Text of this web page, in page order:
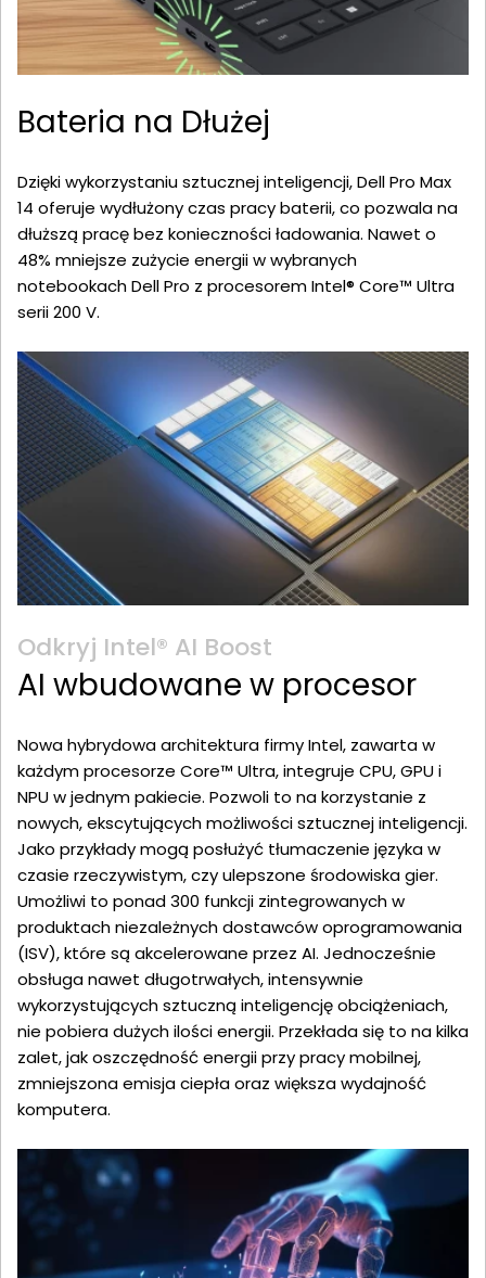
Bateria na Dłużej
Dzięki wykorzystaniu sztucznej inteligencji, Dell Pro Max
14 oferuje wydłużony czas pracy baterii, co pozwala na
dłuższą pracę bez konieczności ładowania. Nawet o
48% mniejsze zużycie energii w wybranych
notebookach Dell Pro z procesorem Intel® Core™ Ultra
serii 200 V.
Odkryj Intel® AI Boost
AI wbudowane w procesor
Nowa hybrydowa architektura firmy Intel, zawarta w
każdym procesorze Core™ Ultra, integruje CPU, GPU i
NPU w jednym pakiecie. Pozwoli to na korzystanie z
nowych, ekscytujących możliwości sztucznej inteligencji.
Jako przykłady mogą posłużyć tłumaczenie języka w
czasie rzeczywistym, czy ulepszone środowiska gier.
Umożliwi to ponad 300 funkcji zintegrowanych w
produktach niezależnych dostawców oprogramowania
(ISV), które są akcelerowane przez AI. Jednocześnie
obsługa nawet długotrwałych, intensywnie
wykorzystujących sztuczną inteligencję obciążeniach,
nie pobiera dużych ilości energii. Przekłada się to na kilka
zalet, jak oszczędność energii przy pracy mobilnej,
zmniejszona emisja ciepła oraz większa wydajność
komputera.